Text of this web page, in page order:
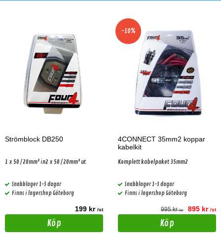
Strömblock DB250
1 x 50 / 20mm² in2 x 50 / 20mm² ut
Snabblager 1-3 dagar
Finns i lagershop Göteborg
199 kr /st
Köp
-10%
4CONNECT 35mm2 koppar
kabelkit
Komplett kabelpaket 35mm2
Snabblager 1-3 dagar
Finns i lagershop Göteborg
995 kr/st 895 kr /st
Köp